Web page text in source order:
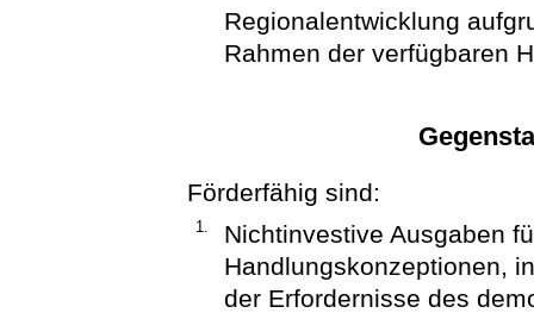
Regionalentwicklung
Rahmen der verfügbaren
Förderfähig sind:
1.
Nichtinvestive Ausgaben
Handlungskonzeptionen,
der Erfordernisse des